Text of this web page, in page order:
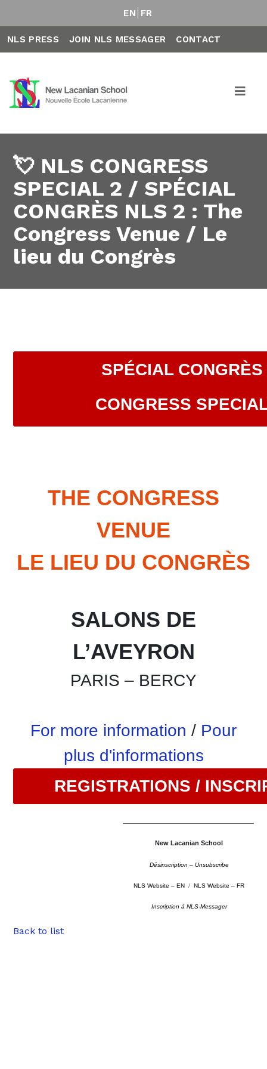
EN FR
NLS PRESS JOIN NLS MESSAGER CONTACT
💘 NLS CONGRESS
SPECIAL 2 / SPÉCIAL
CONGRÈS NLS 2 : The
Congress Venue / Le
lieu du Congrès
SPÉCIAL CONGRÈS
CONGRESS
THE CONGRESS
VENUE
LE LIEU DU CONGRÈS
SALONS DE
L’AVEYRON
PARIS – BERCY
For more information / Pour
plus d'informations
REGISTRATIONS /
––––––––––––––––––––––––––––––––––––––––––––
New Lacanian School
Désinscription – Unsubscribe
NLS Website – EN / NLS Website – FR
Inscription à NLS-Messager
Back to list